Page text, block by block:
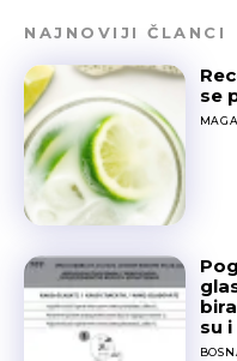
NAJNOVIJI ČLANCI
se
su